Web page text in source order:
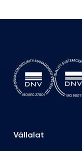
Vállalat